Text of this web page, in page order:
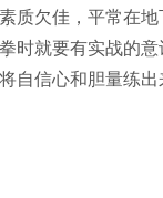
欠佳，平常在
时就要有实战的
信心和胆量练